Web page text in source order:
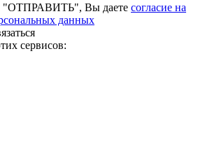
"ОТПРАВИТЬ", Вы даете согласие на
данных
сервисов: